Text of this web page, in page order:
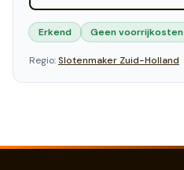
Erkend Geen voorrijkosten
Regio:Slotenmaker Zuid-Holland